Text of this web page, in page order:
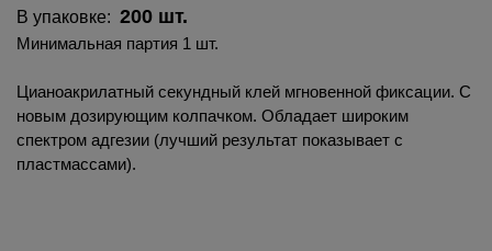
В упаковке: 200 шт.
Минимальная партия 1 шт.
Цианоакрилатный секундный клей мгновенной фиксации. С
новым дозирующим колпачком. Обладает широким
спектром адгезии (лучший результат показывает с
пластмассами).